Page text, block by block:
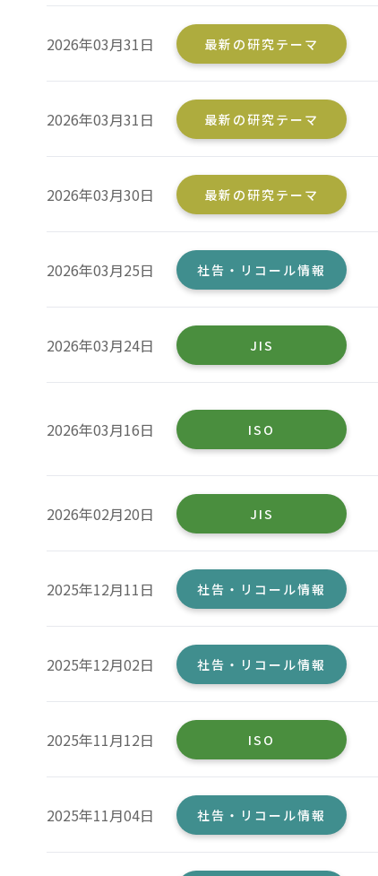
2026年03月31日 最新の研究テーマ
2026年03月31日 最新の研究テーマ
2026年03月30日 最新の研究テーマ
2026年03月25日 社告・リコール情報
2026年03月24日 JIS
2026年03月16日 ISO
2026年02月20日 JIS
2025年12月11日 社告・リコール情報
2025年12月02日 社告・リコール情報
2025年11月12日 ISO
2025年11月04日 社告・リコール情報